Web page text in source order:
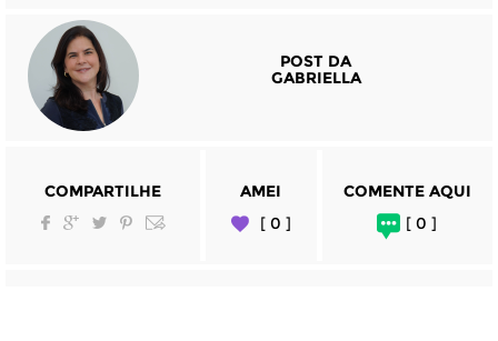
POST DA
GABRIELLA
COMPARTILHE
AMEI
[ 0 ]
COMENTE AQUI
[ 0 ]